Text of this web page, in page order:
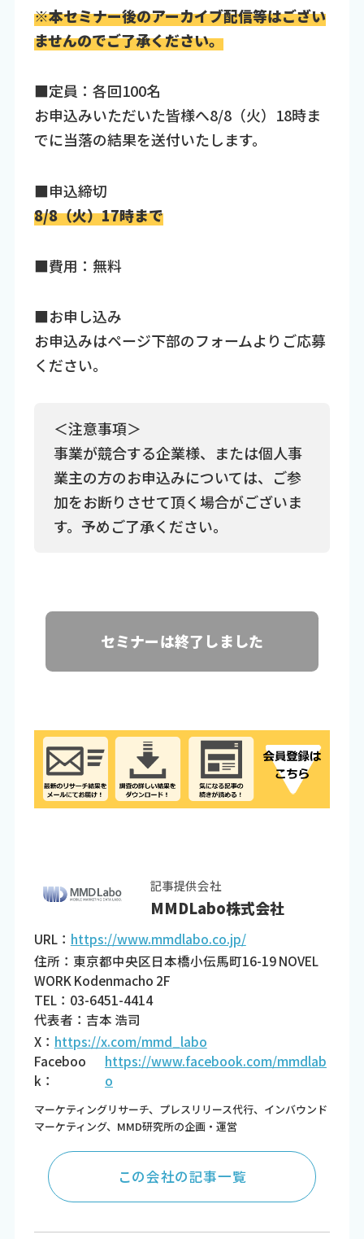
※本セミナー後のアーカイブ配信等はござい
ませんのでご了承ください。
■定員：各回100名
お申込みいただいた皆様へ8/8（火）18時ま
でに当落の結果を送付いたします。
■申込締切
8/8（火）17時まで
■費用：無料
■お申し込み
お申込みはページ下部のフォームよりご応募
ください。
＜注意事項＞
事業が競合する企業様、または個人事
業主の方のお申込みについては、ご参
加をお断りさせて頂く場合がございま
す。予めご了承ください。
セミナーは終了しました
記事提供会社
MMDLabo株式会社
URL： https://www.mmdlabo.co.jp/
住所：東京都中央区日本橋小伝馬町16-19 NOVEL
WORK Kodenmacho 2F
TEL：03-6451-4414
代表者：吉本 浩司
X： https://x.com/mmd_labo
Faceboo
k：
https://www.facebook.com/mmdlab
o
マーケティングリサーチ、プレスリリース代行、インバウンド
マーケティング、MMD研究所の企画・運営
この会社の記事一覧